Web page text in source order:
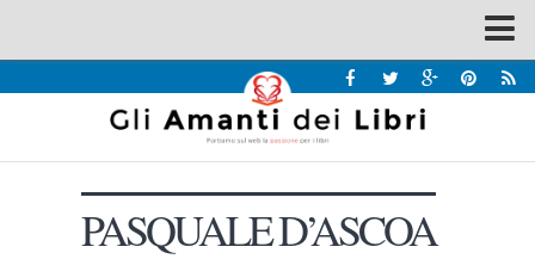
Recensioni
Interviste & Incontri
PASQUALE D’ASCOA